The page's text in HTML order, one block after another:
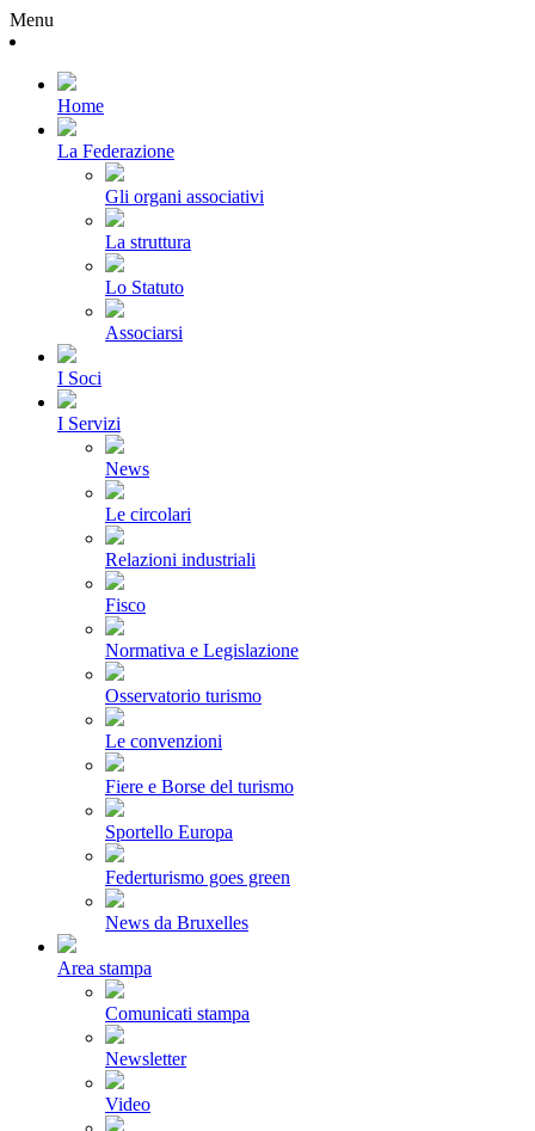
Menu
Home
La Federazione
Gli organi associativi
La struttura
Lo Statuto
Associarsi
I Soci
I Servizi
News
Le circolari
Relazioni industriali
Fisco
Normativa e Legislazione
Osservatorio turismo
Le convenzioni
Fiere e Borse del turismo
Sportello Europa
Federturismo goes green
News da Bruxelles
Area stampa
Comunicati stampa
Newsletter
Video